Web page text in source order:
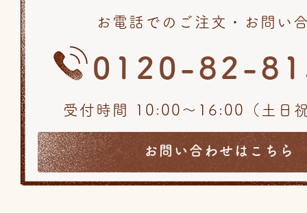
お電話でのご注文・お問い
0120-82-
受付時間 10:00〜16:00（土日
お問い合わせはこちら